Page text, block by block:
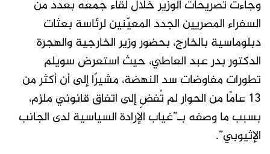
وجاءت تصريحات الوزير خلال لقاء جمعه بعدد من
السفراء المصريين الجدد المعيّنين لرئاسة بعثات
دبلوماسية بالخارج، بحضور وزير الخارجية والهجرة
الدكتور بدر عبد العاطي، حيث استعرض سويلم
تطورات مفاوضات سد النهضة، مشيرًا إلى أن أكثر من
13 عامًا من الحوار لم تُفضِ إلى اتفاق قانوني ملزم،
بسبب ما وصفه بـ”غياب الإرادة السياسية لدى الجانب
الإثيوبي”.